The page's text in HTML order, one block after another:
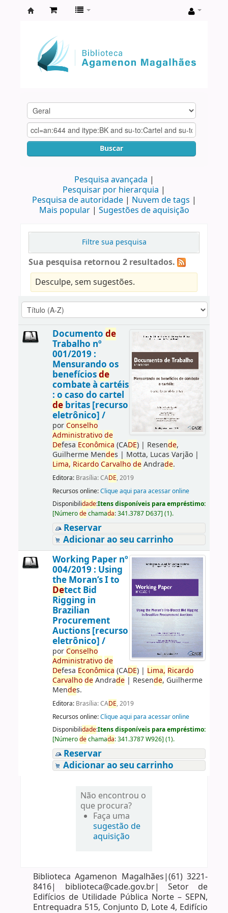
Agamenon
Magalhães
Buscar
Pesquisa avançada
Pesquisar por hierarquia
Pesquisa de autoridade
Nuvem de tags
Mais popular
Sugestões de aquisição
Filtre sua pesquisa
Sua pesquisa retornou 2 resultados.
Desculpe, sem sugestões.
Documento de
Trabalho nº
001/2019 :
Mensurando os
benefíciosde
combate à cartéis
: o caso do cartel
debritas [recurso
eletrônico] /
porConselho
Administrativo de
Defesa Econômica (CADE)| Resende,
Guilherme Mendes | Motta, Lucas Varjão|
Lima, Ricardo Carvalho deAndrade.
Editora: Brasília: CADE, 2019
Recursos online:Clique aqui para acessar online
Disponibilidade:Itens disponíveis para empréstimo:
[Númerodechamada:341.3787 D637] (1).
Reservar
Adicionar ao seu carrinho
Working Paper nº
004/2019 : Using
the Moran’s I to
Detect Bid
Rigging in
Brazilian
Procurement
Auctions [recurso
eletrônico] /
porConselho
Administrativo de
Defesa Econômica (CADE)| Lima, Ricardo
Carvalho deAndrade| Resende, Guilherme
Mendes.
Editora: Brasília: CADE, 2019
Recursos online:Clique aqui para acessar online
Disponibilidade:Itens disponíveis para empréstimo:
[Númerodechamada:341.3787 W926] (1).
Reservar
Adicionar ao seu carrinho
Não encontrou o
que procura?
Faça uma
sugestão de
aquisição
Biblioteca Agamenon Magalhães|(61) 3221-
8416| biblioteca@cade.gov.br| Setor de
Edifícios de Utilidade Pública Norte – SEPN,
Entrequadra 515, Conjunto D, Lote 4, Edifício